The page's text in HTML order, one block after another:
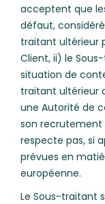
acceptent que
défaut,
traitant ultérieur
Client, ii) le
situation de
traitant ultérieur
une Autorité de
son recrutement
respecte pas, si
prévues en
européenne.
Le Sous-traitant